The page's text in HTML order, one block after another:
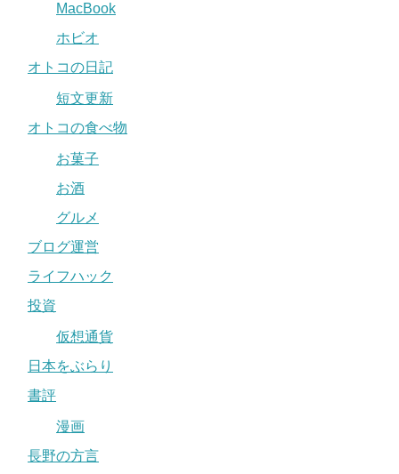
MacBook
ホビオ
オトコの日記
短文更新
オトコの食べ物
お菓子
お酒
グルメ
ブログ運営
ライフハック
投資
仮想通貨
日本をぶらり
書評
漫画
長野の方言